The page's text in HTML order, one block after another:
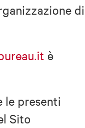
di
è
le presenti
Sito